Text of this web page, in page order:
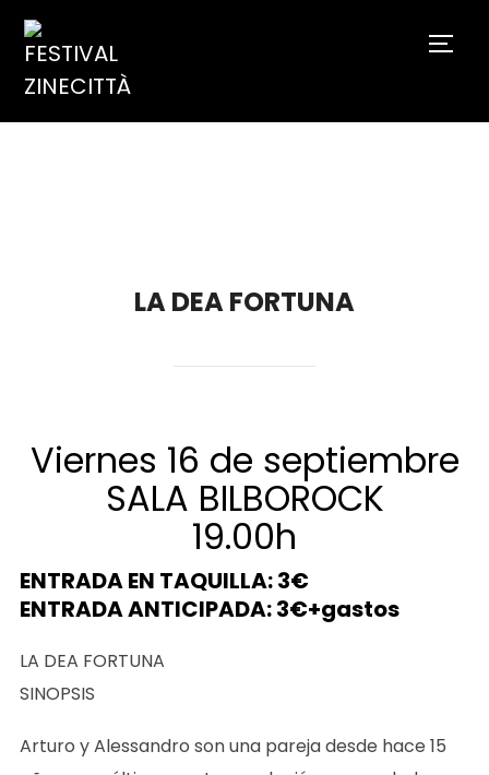
LA DEA FORTUNA
Viernes 16 de septiembre
SALA BILBOROCK
19.00h
ENTRADA EN TAQUILLA: 3€
ENTRADA ANTICIPADA: 3€+gastos
LA DEA FORTUNA
SINOPSIS
Arturo y Alessandro son una pareja desde hace 15